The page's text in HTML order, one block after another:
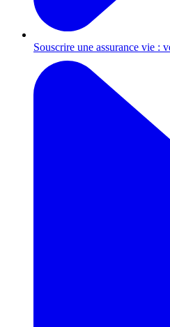
Souscrire une assurance vie :